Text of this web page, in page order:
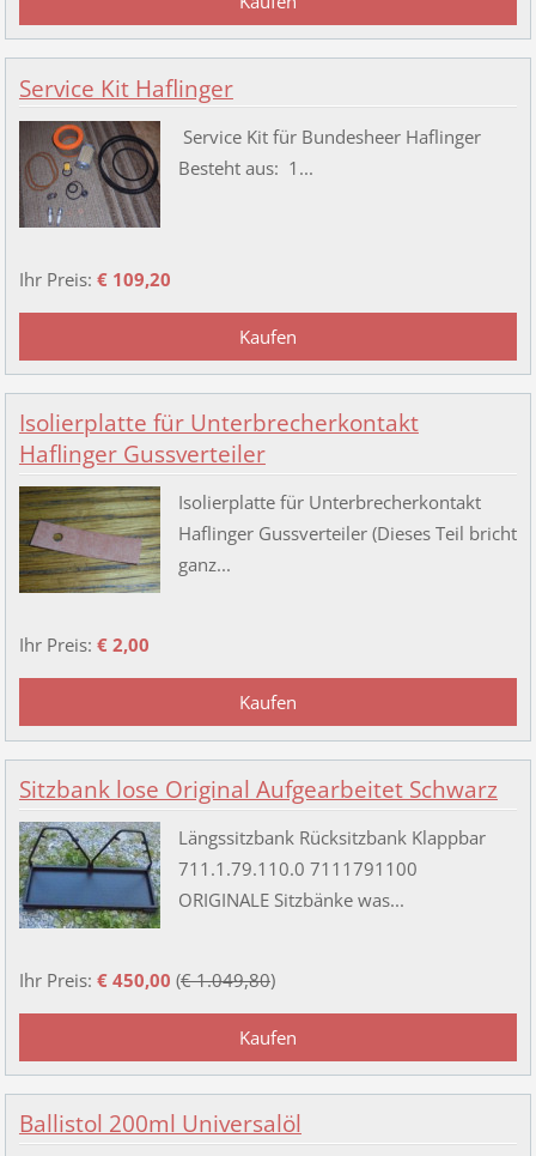
Service Kit Haflinger
Service Kit für Bundesheer Haflinger
Besteht aus: 1...
Ihr Preis: € 109,20
Isolierplatte für Unterbrecherkontakt
Haflinger Gussverteiler
Isolierplatte für Unterbrecherkontakt
Haflinger Gussverteiler (Dieses Teil bricht
ganz...
Ihr Preis: € 2,00
Sitzbank lose Original Aufgearbeitet Schwarz
Längssitzbank Rücksitzbank Klappbar
711.1.79.110.0 7111791100
ORIGINALE Sitzbänke was...
Ihr Preis: € 450,00 (€ 1.049,80)
Ballistol 200ml Universalöl